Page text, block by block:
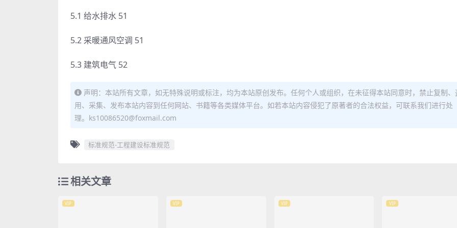
5.1 给水排水 51
5.2 采暖通风空调 51
5.3 建筑电气 52
声明：本站所有文章，如无特殊说明或标注，均为本站原创发布。任何个人或组织，在未征得本站同意时，禁止复制、
用、采集、发布本站内容到任何网站、书籍等各类媒体平台。如若本站内容侵犯了原著者的合法权益，可联系我们进行处
理。ks10086520@foxmail.com
标准规范-工程建设标准规范
相关文章
VIP VIP VIP VIP